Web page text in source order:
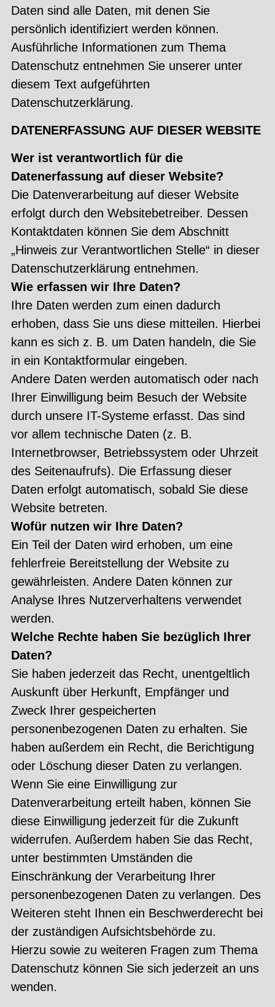
Daten sind alle Daten, mit denen Sie
persönlich identifiziert werden können.
Ausführliche Informationen zum Thema
Datenschutz entnehmen Sie unserer unter
diesem Text aufgeführten
Datenschutzerklärung.
DATENERFASSUNG AUF DIESER WEBSITE
Wer ist verantwortlich für die
Datenerfassung auf dieser Website?
Die Datenverarbeitung auf dieser Website
erfolgt durch den Websitebetreiber. Dessen
Kontaktdaten können Sie dem Abschnitt
„Hinweis zur Verantwortlichen Stelle“ in dieser
Datenschutzerklärung entnehmen.
Wie erfassen wir Ihre Daten?
Ihre Daten werden zum einen dadurch
erhoben, dass Sie uns diese mitteilen. Hierbei
kann es sich z. B. um Daten handeln, die Sie
in ein Kontaktformular eingeben.
Andere Daten werden automatisch oder nach
Ihrer Einwilligung beim Besuch der Website
durch unsere IT-Systeme erfasst. Das sind
vor allem technische Daten (z. B.
Internetbrowser, Betriebssystem oder Uhrzeit
des Seitenaufrufs). Die Erfassung dieser
Daten erfolgt automatisch, sobald Sie diese
Website betreten.
Wofür nutzen wir Ihre Daten?
Ein Teil der Daten wird erhoben, um eine
fehlerfreie Bereitstellung der Website zu
gewährleisten. Andere Daten können zur
Analyse Ihres Nutzerverhaltens verwendet
werden.
Welche Rechte haben Sie bezüglich Ihrer
Daten?
Sie haben jederzeit das Recht, unentgeltlich
Auskunft über Herkunft, Empfänger und
Zweck Ihrer gespeicherten
personenbezogenen Daten zu erhalten. Sie
haben außerdem ein Recht, die Berichtigung
oder Löschung dieser Daten zu verlangen.
Wenn Sie eine Einwilligung zur
Datenverarbeitung erteilt haben, können Sie
diese Einwilligung jederzeit für die Zukunft
widerrufen. Außerdem haben Sie das Recht,
unter bestimmten Umständen die
Einschränkung der Verarbeitung Ihrer
personenbezogenen Daten zu verlangen. Des
Weiteren steht Ihnen ein Beschwerderecht bei
der zuständigen Aufsichtsbehörde zu.
Hierzu sowie zu weiteren Fragen zum Thema
Datenschutz können Sie sich jederzeit an uns
wenden.